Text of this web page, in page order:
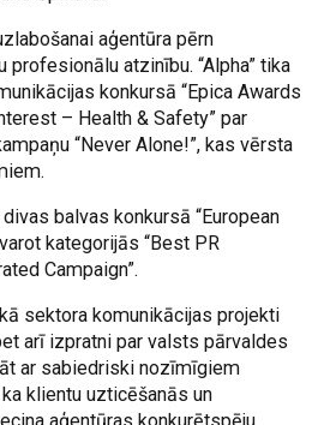
aģentūra pērn
atzinību. “Alpha” tika
konkursā “Epica Awards
– Health & Safety” par
“Never Alone!”, kas vērsta
balvas konkursā “European
kategorijās “Best PR
Campaign”.
sektora komunikācijas projekti
arī izpratni par valsts pārvaldes
ar sabiedriski nozīmīgiem
klientu uzticēšanās un